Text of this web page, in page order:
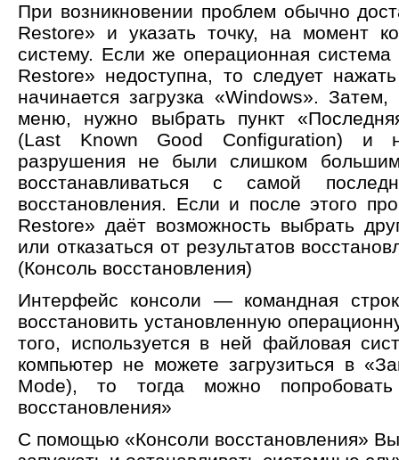
При возникновении проблем обычно
Restore» и указать точку, на момент
систему. Если же операционная система
Restore» недоступна, то следует
начинается загрузка «Windows».
меню, нужно выбрать пункт
(Last Known Good Configuration) и
разрушения не были слишком
восстанавливаться с самой
восстановления. Если и после этого
Restore» даёт возможность выбрать
или отказаться от результатов
(Консоль восстановления)
Интерфейс консоли — командная
восстановить установленную
того, используется в ней файловая
компьютер не можете загрузиться в
Mode), то тогда можно попробовать
восстановления»
С помощью «Консоли восстановления»